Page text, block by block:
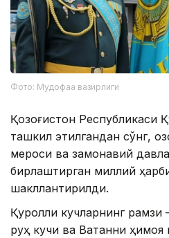
Фото: Мудофаа вазирлиги
Қозоғистон Республикаси
ташкил этилгандан сўнг,
мероси ва замонавий
бирлаштирган миллий
шакллантирилди.
Қуролли кучларнинг
руҳ кучи ва Ватанни ҳимоя